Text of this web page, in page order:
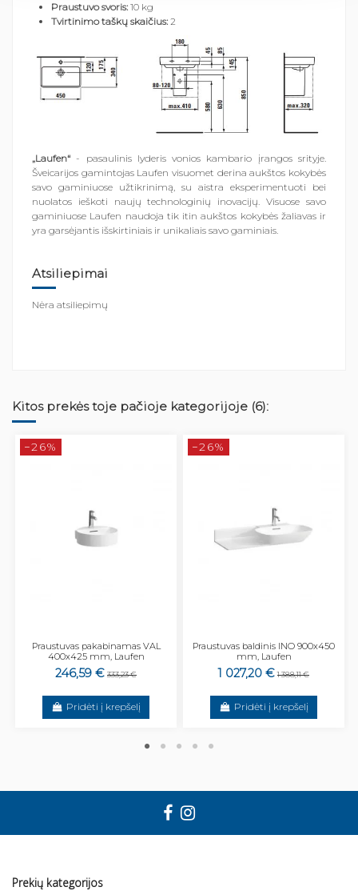
Praustuvo svoris: 10 kg
Tvirtinimo taškų skaičius: 2
„Laufen“ - pasaulinis lyderis vonios kambario įrangos srityje.
Šveicarijos gamintojas Laufen visuomet derina aukštos kokybės
savo gaminiuose užtikrinimą, su aistra eksperimentuoti bei
nuolatos ieškoti naujų technologinių inovacijų. Visuose savo
gaminiuose Laufen naudoja tik itin aukštos kokybės žaliavas ir
yra garsėjantis išskirtiniais ir unikaliais savo gaminiais.
Atsiliepimai
Nėra atsiliepimų
Kitos prekės toje pačioje kategorijoje (6):
−26%
Praustuvas pakabinamas VAL
400x425 mm, Laufen
246,59 € 333,23 €
Pridėti į krepšelį
−26%
Praustuvas baldinis INO 900x450
mm, Laufen
1 027,20 € 1 388,11 €
Pridėti į krepšelį
Prekių kategorijos